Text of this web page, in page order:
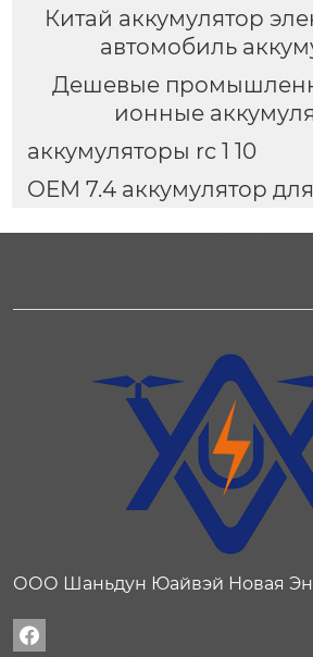
Китай аккумулятор
автомобиль
Дешевые
ионные
аккумуляторы rc 1 10
OEM 7.4 аккумулятор
ООО Шаньдун Юайвэй Новая
